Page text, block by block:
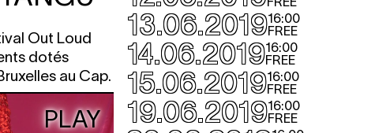
Out Loud
dotés
au Cap.
13.06.201916:00
FREE
14.06.201916:00
FREE
15.06.201916:00
FREE
19.06.201916:00
FREE
PLAY